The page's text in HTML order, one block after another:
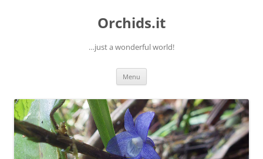
Orchids.it
…just a wonderful world!
Menu